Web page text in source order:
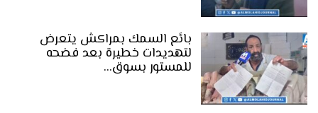
بائع السمك بمراكش يتعرض
لتهديدات خطيرة بعد فضحه
للمستور بسوق…